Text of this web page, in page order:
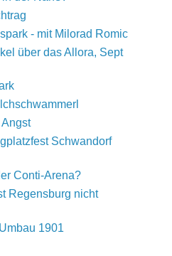
- mit Milorad Romic
über das Allora, Sept
Schwandorf
Conti-Arena?
Regensburg nicht
1901